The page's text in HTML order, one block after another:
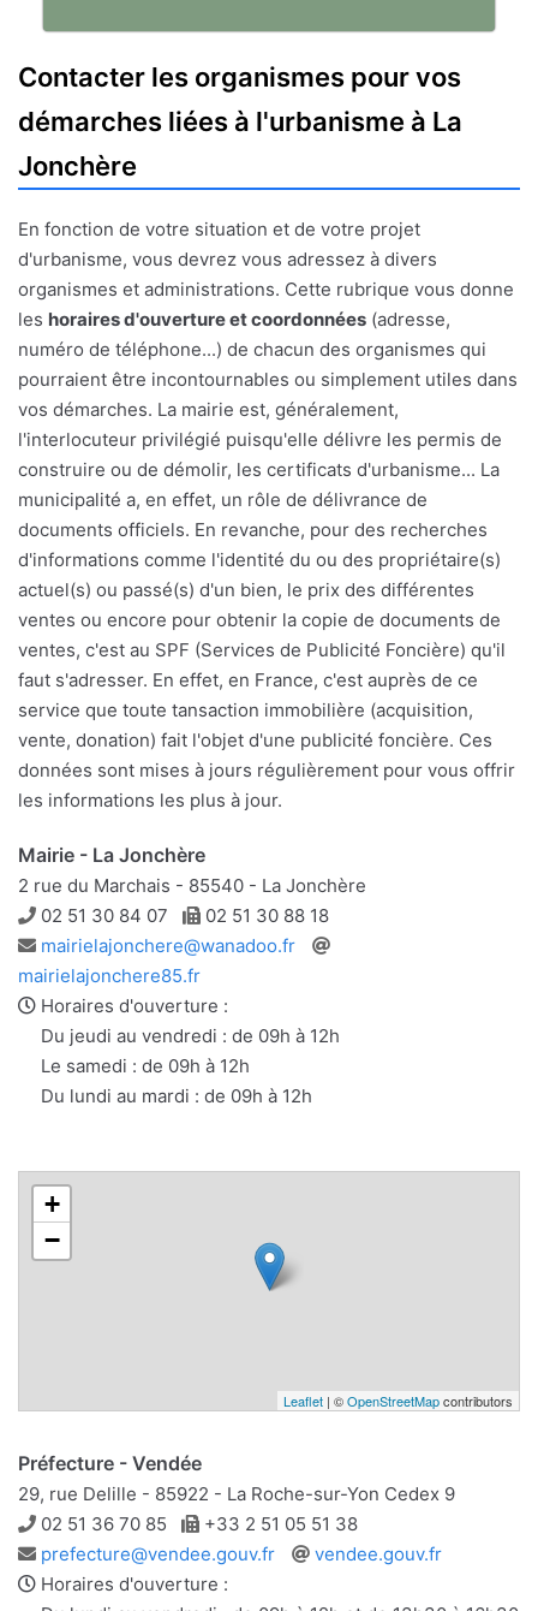
Contacter les organismes pour vos
démarches liées à l'urbanisme à La
Jonchère
En fonction de votre situation et de votre projet
d'urbanisme, vous devrez vous adressez à divers
organismes et administrations. Cette rubrique vous donne
les horaires d'ouverture et coordonnées (adresse,
numéro de téléphone...) de chacun des organismes qui
pourraient être incontournables ou simplement utiles dans
vos démarches. La mairie est, généralement,
l'interlocuteur privilégié puisqu'elle délivre les permis de
construire ou de démolir, les certificats d'urbanisme... La
municipalité a, en effet, un rôle de délivrance de
documents officiels. En revanche, pour des recherches
d'informations comme l'identité du ou des propriétaire(s)
actuel(s) ou passé(s) d'un bien, le prix des différentes
ventes ou encore pour obtenir la copie de documents de
ventes, c'est au SPF (Services de Publicité Foncière) qu'il
faut s'adresser. En effet, en France, c'est auprès de ce
service que toute tansaction immobilière (acquisition,
vente, donation) fait l'objet d'une publicité foncière. Ces
données sont mises à jours régulièrement pour vous offrir
les informations les plus à jour.
Mairie - La Jonchère
2 rue du Marchais - 85540 - La Jonchère
Téléphone
02 51 30 84 07 Télécopie
02 51 30 88 18
Adresse
e-
mail
mairielajonchere@wanadoo.fr
mairielajonchere85.fr
Horaires d'ouverture :
Du jeudi au vendredi : de 09h à 12h
Le samedi : de 09h à 12h
Du lundi au mardi : de 09h à 12h
+
−
Leaflet | ©OpenStreetMapcontributors
Préfecture - Vendée
29, rue Delille - 85922 - La Roche-sur-Yon Cedex 9
Téléphone
02 51 36 70 85 Télécopie
+33 2 51 05 51 38
Adresse
e-
prefecture@vendee.gouv.fr
Site
vendee.gouv.fr
Horaires d'ouverture :